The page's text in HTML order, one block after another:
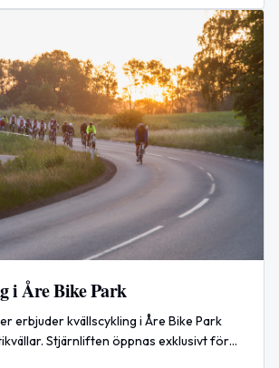
i Åre Bike Park
erbjuder kvällscykling i Åre Bike Park
Stjärnliften öppnas exklusivt för